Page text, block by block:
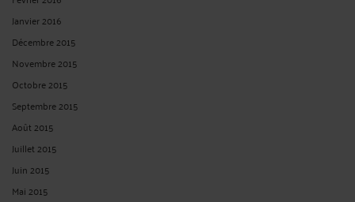
Janvier 2016
Décembre 2015
Novembre 2015
Octobre 2015
Septembre 2015
Août 2015
Juillet 2015
Juin 2015
Mai 2015